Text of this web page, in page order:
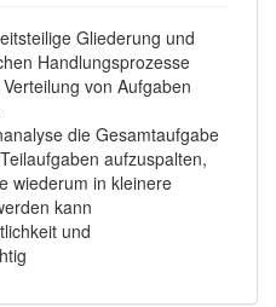
Gliederung und
Handlungsprozesse
von Aufgaben
die Gesamtaufgabe
aufzuspalten,
wiederum in kleinere
kann
und